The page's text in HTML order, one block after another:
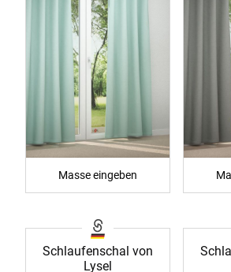
Masse eingeben
Schlaufenschal von
Lysel